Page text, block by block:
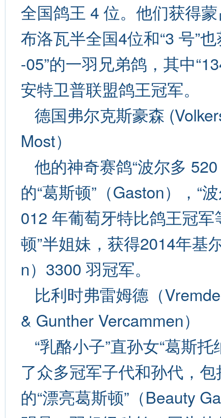
全国鸽王 4 位。他们获得
布洛瓦半全国4位和“3 号”
-05”的一羽兄弟鸽，其中
安特卫普联盟鸽王冠军。
德国弗尔克斯豪森
Most）
他的神奇赛鸽“波尔多
的“葛斯顿”（Gaston），“
012 年葡萄牙特比鸽王冠军
顿”半姐妹，获得2014年基
n）3300 羽冠军。
比利时弗雷姆德（
& Gunther Vercammen）
“乳酪小子”直孙女“葛斯
了众多冠军子代和孙代，
的“漂亮葛斯顿”（Beauty